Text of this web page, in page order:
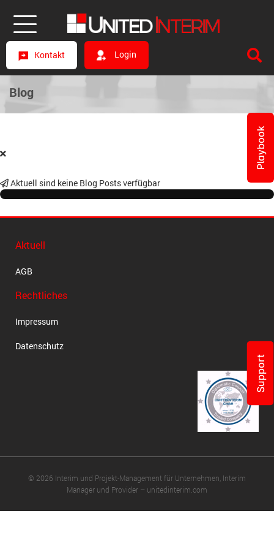
Kontakt Login
Blog
Aktuell sind keine Blog Posts verfügbar
Aktuell
AGB
Rechtliches
Impressum
Datenschutz
© 2026 Interim und Projekt-Management für Unternehmen, Interim
Manager und Provider – unitedinterim.com
Playbook
Support